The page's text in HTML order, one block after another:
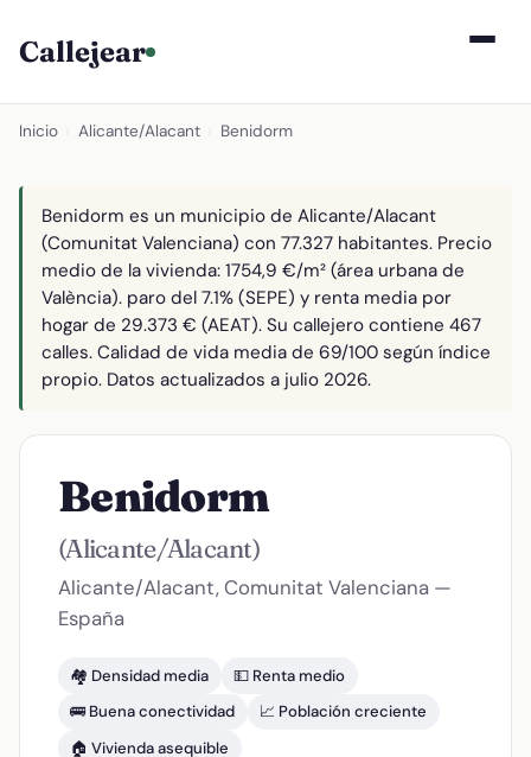
Callejear
Inicio Alicante/Alacant Benidorm
Benidorm es un municipio de Alicante/Alacant
(Comunitat Valenciana) con 77.327 habitantes. Precio
medio de la vivienda: 1754,9 €/m² (área urbana de
València). paro del 7.1% (SEPE) y renta media por
hogar de 29.373 € (AEAT). Su callejero contiene 467
calles. Calidad de vida media de 69/100 según índice
propio. Datos actualizados a julio 2026.
Benidorm
(Alicante/Alacant)
Alicante/Alacant, Comunitat Valenciana —
España
🏘️ Densidad media
💵 Renta medio
🚌 Buena conectividad
📈 Población creciente
🏠 Vivienda asequible